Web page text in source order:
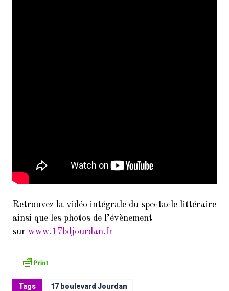
Retrouvez la vidéo intégrale du spectacle littéraire
ainsi que les photos de l’évènement
sur www.17bdjourdan.fr
Tags 17 boulevard Jourdan